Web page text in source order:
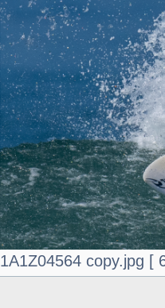
1A1Z04564 copy.jpg [